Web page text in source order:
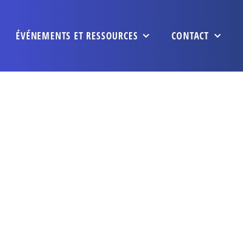
ÉVÉNEMENTS ET RESSOURCES CONTACT